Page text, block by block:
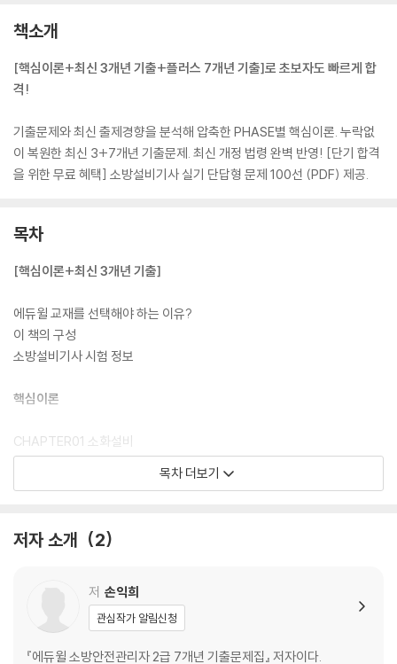
책소개
[핵심이론+최신 3개년 기출+플러스 7개년 기출]로 초보자도 빠르게 합
격!
기출문제와 최신 출제경향을 분석해 압축한 PHASE별 핵심이론. 누락없
이 복원한 최신 3+7개년 기출문제. 최신 개정 법령 완벽 반영! [단기 합격
을 위한 무료 혜택] 소방설비기사 실기 단답형 문제 100선 (PDF) 제공.
목차
[핵심이론+최신 3개년 기출]
에듀윌 교재를 선택해야 하는 이유?
이 책의 구성
소방설비기사 시험 정보
핵심이론
CHAPTER01 소화설비
CHAPTER02 경보설비
CHAPTER06 소방시설 시공
CHAPTER08 소방전기설비의 설계시공
CHAPTER09 기타
최신 3개년 기출
목차 더보기
저자 소개 2
저 손익희
관심작가 알림신청
『에듀윌 소방안전관리자 2급 7개년 기출문제집』 저자이다.